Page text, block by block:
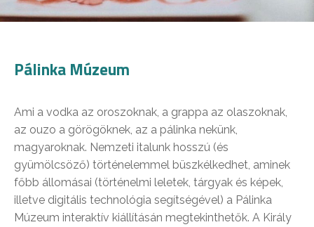
Pálinka Múzeum
Ami a vodka az oroszoknak, a grappa az olaszoknak,
az ouzo a görögöknek, az a pálinka nekünk,
magyaroknak. Nemzeti italunk hosszú (és
gyümölcsöző) történelemmel büszkélkedhet, aminek
főbb állomásai (történelmi leletek, tárgyak és képek,
illetve digitális technológia segítségével) a Pálinka
Múzeum interaktív kiállításán megtekinthetők. A Király